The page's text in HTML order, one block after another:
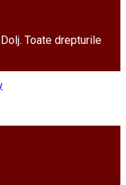
Toate drepturile